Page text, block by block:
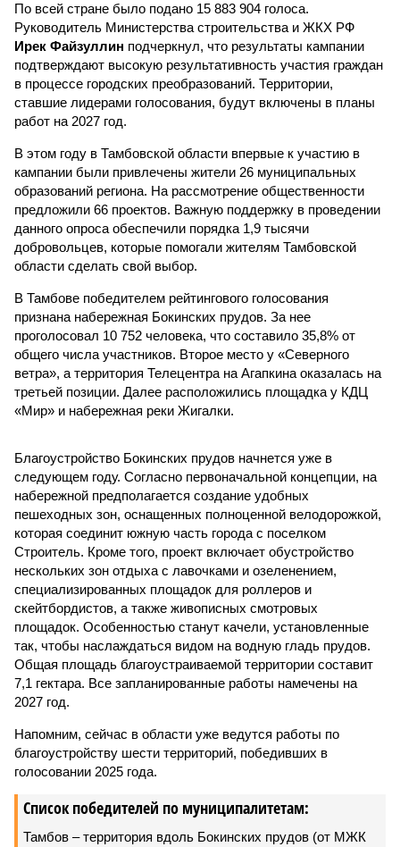
По всей стране было подано 15 883 904 голоса.
Руководитель Министерства строительства и ЖКХ РФ
Ирек Файзуллин подчеркнул, что результаты кампании
подтверждают высокую результативность участия граждан
в процессе городских преобразований. Территории,
ставшие лидерами голосования, будут включены в планы
работ на 2027 год.
В этом году в Тамбовской области впервые к участию в
кампании были привлечены жители 26 муниципальных
образований региона. На рассмотрение общественности
предложили 66 проектов. Важную поддержку в проведении
данного опроса обеспечили порядка 1,9 тысячи
добровольцев, которые помогали жителям Тамбовской
области сделать свой выбор.
В Тамбове победителем рейтингового голосования
признана набережная Бокинских прудов. За нее
проголосовал 10 752 человека, что составило 35,8% от
общего числа участников. Второе место у «Северного
ветра», а территория Телецентра на Агапкина оказалась на
третьей позиции. Далее расположились площадка у КДЦ
«Мир» и набережная реки Жигалки.
Благоустройство Бокинских прудов начнется уже в
следующем году. Согласно первоначальной концепции, на
набережной предполагается создание удобных
пешеходных зон, оснащенных полноценной велодорожкой,
которая соединит южную часть города с поселком
Строитель. Кроме того, проект включает обустройство
нескольких зон отдыха с лавочками и озеленением,
специализированных площадок для роллеров и
скейтбордистов, а также живописных смотровых
площадок. Особенностью станут качели, установленные
так, чтобы наслаждаться видом на водную гладь прудов.
Общая площадь благоустраиваемой территории составит
7,1 гектара. Все запланированные работы намечены на
2027 год.
Напомним, сейчас в области уже ведутся работы по
благоустройству шести территорий, победивших в
голосовании 2025 года.
Список победителей по муниципалитетам:
Тамбов – территория вдоль Бокинских прудов (от МЖК